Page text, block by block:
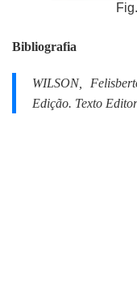
Bibliografia
WILSON,
Edição. Texto